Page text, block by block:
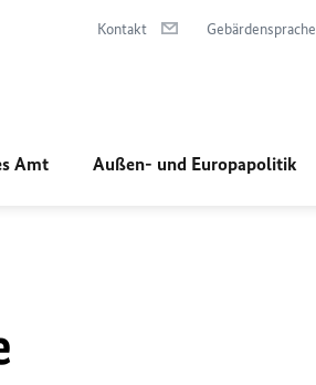
Kontakt Gebärdensprache
Amt Außen- und Europapolitik